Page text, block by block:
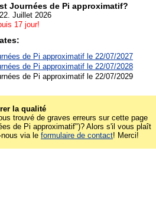
Journées de Pi approximatif?
Juillet 2026
17 jour!
de Pi approximatif le 22/07/2027
de Pi approximatif le 22/07/2028
de Pi approximatif le 22/07/2029
la qualité
trouvé de graves erreurs sur cette page
de Pi approximatif")? Alors s'il vous plaît
via le formulaire de contact! Merci!